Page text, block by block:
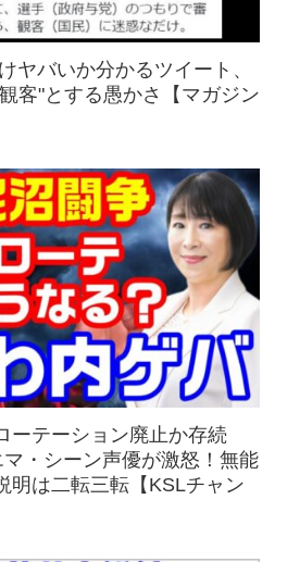
ヤバいか分かるツイート、
客"とする愚かさ【マガジン
ーテーション廃止か存続
・シーン声優が激怒！無能
明は二転三転【KSLチャン